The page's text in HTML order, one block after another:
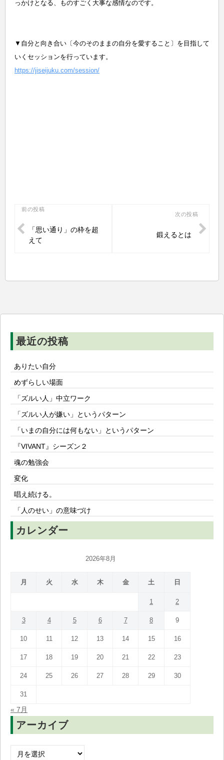
っかけとなる、ものすごく大事な感情なのです。
▼自分と向き合い〔今のそのままの自分を愛すること〕を目指して
いくセッションを行っています。
https://jiseijuku.com/session/
投
稿
ー
前の投稿
「思い通り」の枠を超
えて
次の投稿
鍛えるとは
最近の投稿
ありたい自分
めずらしい場面
「ズルい人」中立ワーク
「ズルい人が嫌い」というパターン
「いまの自分には何もない」というパターン
『VIVANT』シーズン２
魂の勉強会
変化
唱え続ける。
「人のせい」の意味づけ
カレンダー
2026年8月
月 火 水 木 金 土 日
1 2
3 4 5 6 7 8 9
10 11 12 13 14 15 16
17 18 19 20 21 22 23
24 25 26 27 28 29 30
31
« 7月
アーカイブ